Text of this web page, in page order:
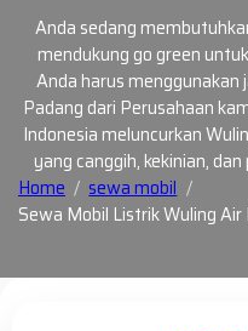
Anda sedang
mendukung go green
Anda harus menggunakan
Padang dari Perusahaan
Indonesia meluncurkan
yang canggih, kekinian,
Home
sewa mobil
Sewa Mobil Listrik Wuling Air